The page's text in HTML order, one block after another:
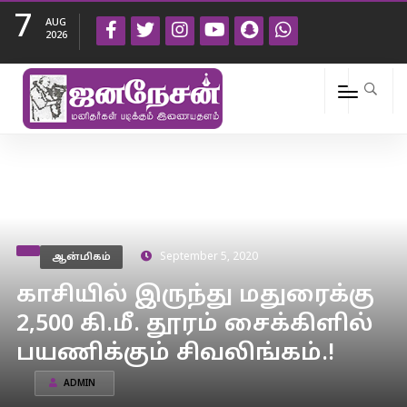
7
AUG
2026
ஆன்மிகம் September 5, 2020
காசியில் இருந்து மதுரைக்கு
2,500 கி.மீ. தூரம் சைக்கிளில்
பயணிக்கும் சிவலிங்கம்.!
ADMIN